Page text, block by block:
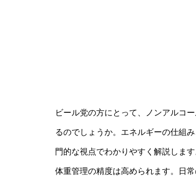
ビール党の方にとって、ノンアルコ
るのでしょうか。エネルギーの仕組
門的な視点でわかりやすく解説しま
体重管理の精度は高められます。日